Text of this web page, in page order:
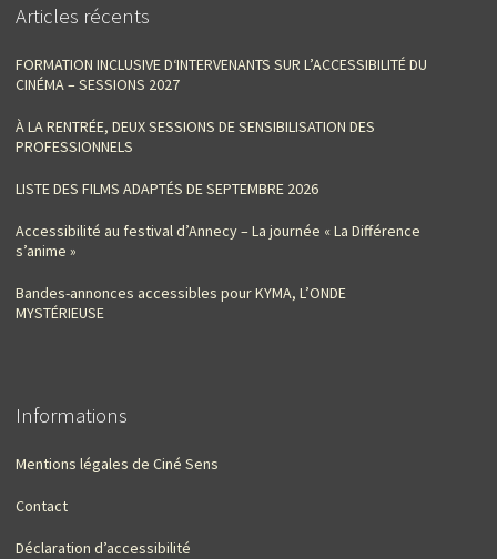
Articles récents
FORMATION INCLUSIVE D‘INTERVENANTS SUR L’ACCESSIBILITÉ DU
CINÉMA – SESSIONS 2027
À LA RENTRÉE, DEUX SESSIONS DE SENSIBILISATION DES
PROFESSIONNELS
LISTE DES FILMS ADAPTÉS DE SEPTEMBRE 2026
Accessibilité au festival d’Annecy – La journée « La Différence
s’anime »
Bandes-annonces accessibles pour KYMA, L’ONDE
MYSTÉRIEUSE
Informations
Mentions légales de Ciné Sens
Contact
Déclaration d’accessibilité